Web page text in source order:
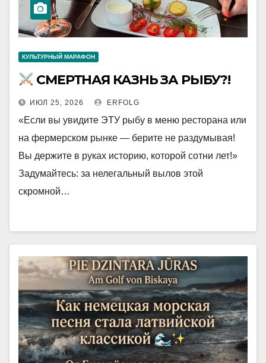
КУЛЬТУРНЫЙ МАРАФОН
СМЕРТНАЯ КАЗНЬ ЗА РЫБУ?!
ИЮЛ 25, 2026 ERFOLG
«Если вы увидите ЭТУ рыбу в меню ресторана или
на фермерском рынке — берите не раздумывая!
Вы держите в руках историю, которой сотни лет!»
Задумайтесь: за нелегальный вылов этой
скромной…